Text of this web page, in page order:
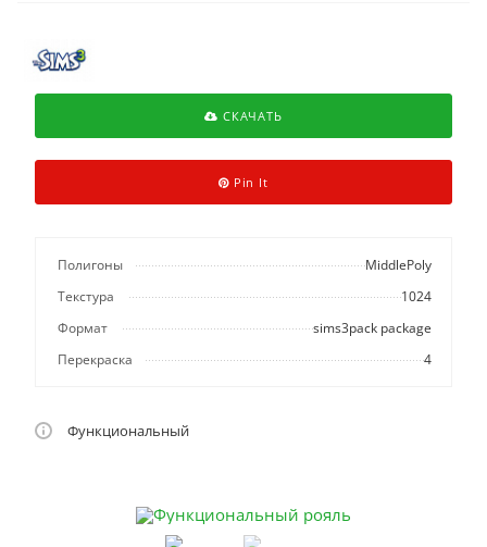
СКАЧАТЬ
Pin It
Полигоны
MiddlePoly
Текстура
1024
Формат
sims3pack package
Перекраска
4
Функциональный